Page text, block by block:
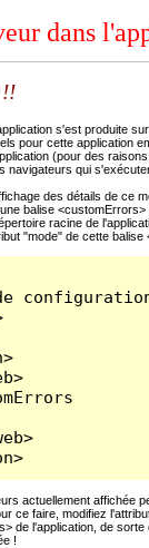
dans
!!
s'est produite
pour cette application
(pour des
navigateurs qui
des détails de ce
balise
racine de
"mode" de cette balise
actuellement affichée
ce faire, modifiez
de l'application, de
!